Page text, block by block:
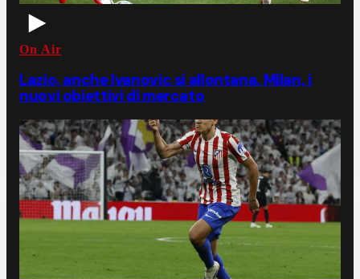
On Air
Lazio, anche Ivanovic si allontana. Milan, i
nuovi obiettivi di mercato